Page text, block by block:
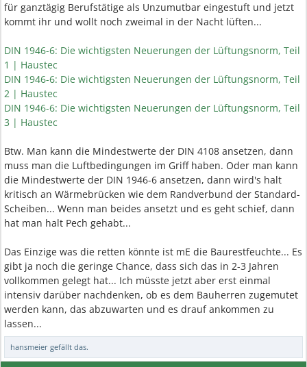
für ganztägig Berufstätige als Unzumutbar eingestuft und jetzt
kommt ihr und wollt noch zweimal in der Nacht lüften...
DIN 1946-6: Die wichtigsten Neuerungen der Lüftungsnorm, Teil
1 | Haustec
DIN 1946-6: Die wichtigsten Neuerungen der Lüftungsnorm, Teil
2 | Haustec
DIN 1946-6: Die wichtigsten Neuerungen der Lüftungsnorm, Teil
3 | Haustec
Btw. Man kann die Mindestwerte der DIN 4108 ansetzen, dann
muss man die Luftbedingungen im Griff haben. Oder man kann
die Mindestwerte der DIN 1946-6 ansetzen, dann wird's halt
kritisch an Wärmebrücken wie dem Randverbund der Standard-
Scheiben... Wenn man beides ansetzt und es geht schief, dann
hat man halt Pech gehabt...
Das Einzige was die retten könnte ist mE die Baurestfeuchte... Es
gibt ja noch die geringe Chance, dass sich das in 2-3 Jahren
vollkommen gelegt hat... Ich müsste jetzt aber erst einmal
intensiv darüber nachdenken, ob es dem Bauherren zugemutet
werden kann, das abzuwarten und es drauf ankommen zu
lassen...
hansmeier gefällt das.